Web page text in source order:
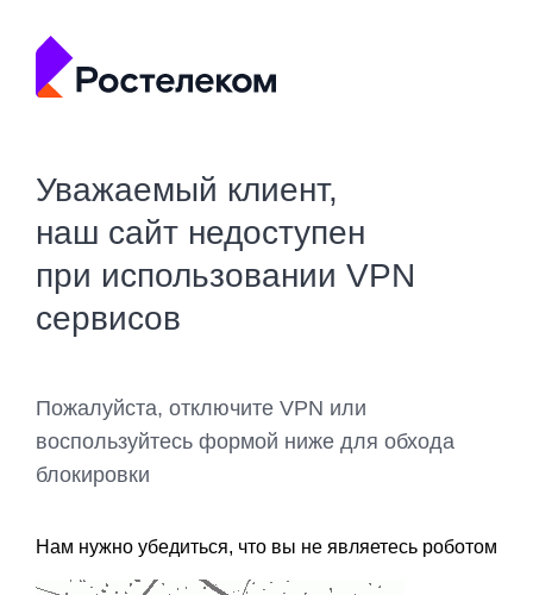
Уважаемый клиент,
наш сайт недоступен
при использовании VPN
сервисов
Пожалуйста, отключите VPN или
воспользуйтесь формой ниже для обхода
блокировки
Нам нужно убедиться, что вы не являетесь роботом